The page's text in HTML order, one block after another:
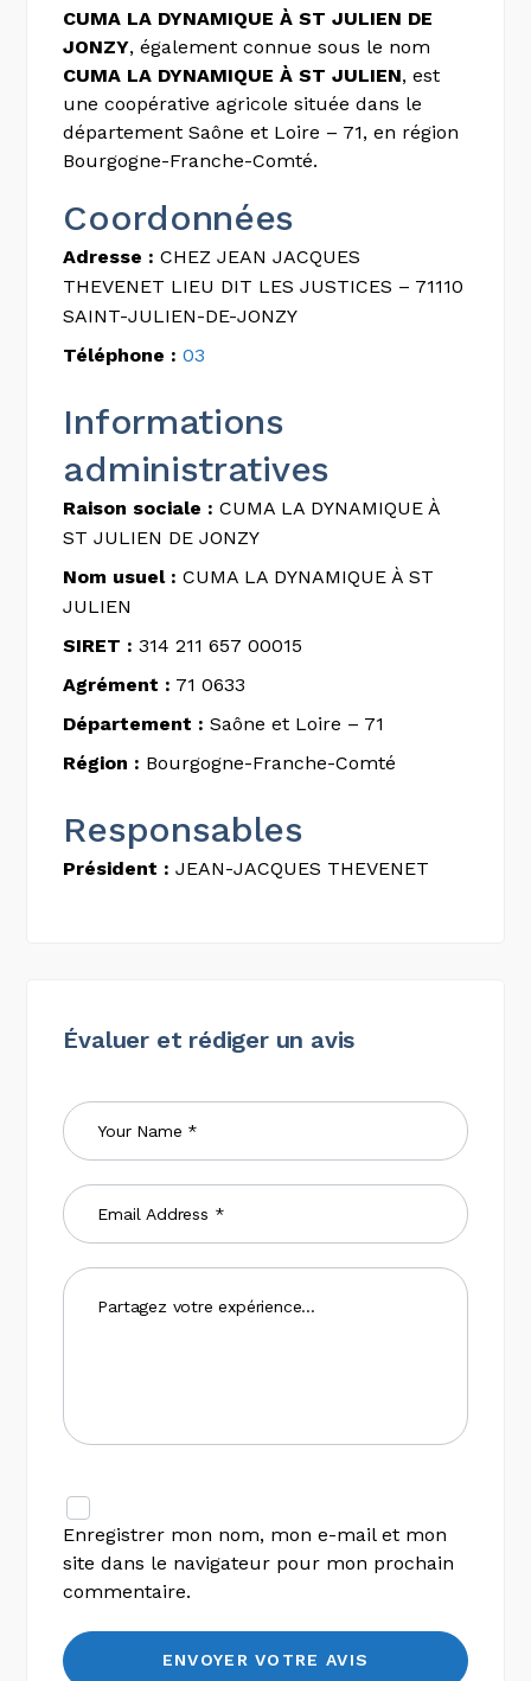
CUMA LA DYNAMIQUE À ST JULIEN DE
JONZY, également connue sous le nom
CUMA LA DYNAMIQUE À ST JULIEN, est
une coopérative agricole située dans le
département Saône et Loire – 71, en région
Bourgogne-Franche-Comté.
Coordonnées
Adresse : CHEZ JEAN JACQUES
THEVENET LIEU DIT LES JUSTICES – 71110
SAINT-JULIEN-DE-JONZY
Téléphone : 03
Informations
administratives
Raison sociale : CUMA LA DYNAMIQUE À
ST JULIEN DE JONZY
Nom usuel : CUMA LA DYNAMIQUE À ST
JULIEN
SIRET : 314 211 657 00015
Agrément : 71 0633
Département : Saône et Loire – 71
Région : Bourgogne-Franche-Comté
Responsables
Président : JEAN-JACQUES THEVENET
Évaluer et rédiger un avis
Enregistrer mon nom, mon e-mail et mon
site dans le navigateur pour mon prochain
commentaire.